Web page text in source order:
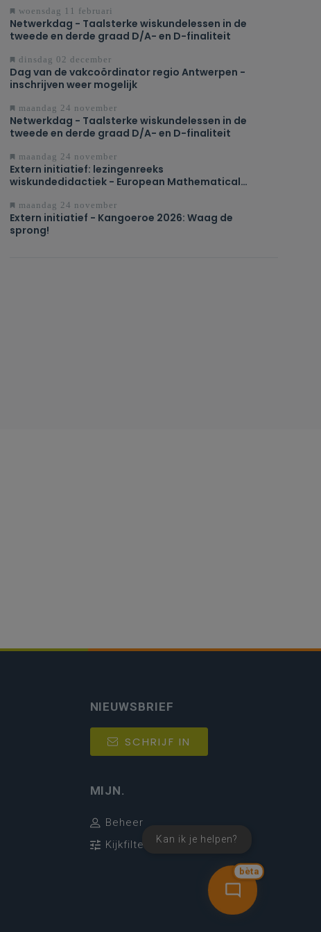
woensdag 11 februari
Netwerkdag - Taalsterke wiskundelessen in de
tweede en derde graad D/A- en D-finaliteit
dinsdag 02 december
Dag van de vakcoördinator regio Antwerpen -
inschrijven weer mogelijk
maandag 24 november
Netwerkdag - Taalsterke wiskundelessen in de
tweede en derde graad D/A- en D-finaliteit
maandag 24 november
Extern initiatief: lezingenreeks
wiskundedidactiek - European Mathematical
maandag 24 november
Extern initiatief - Kangoeroe 2026: Waag de
sprong!
bèta
Kan ik je helpen?
NIEUWSBRIEF
SCHRIJF IN
MIJN.
Beheer
Kijkfilter